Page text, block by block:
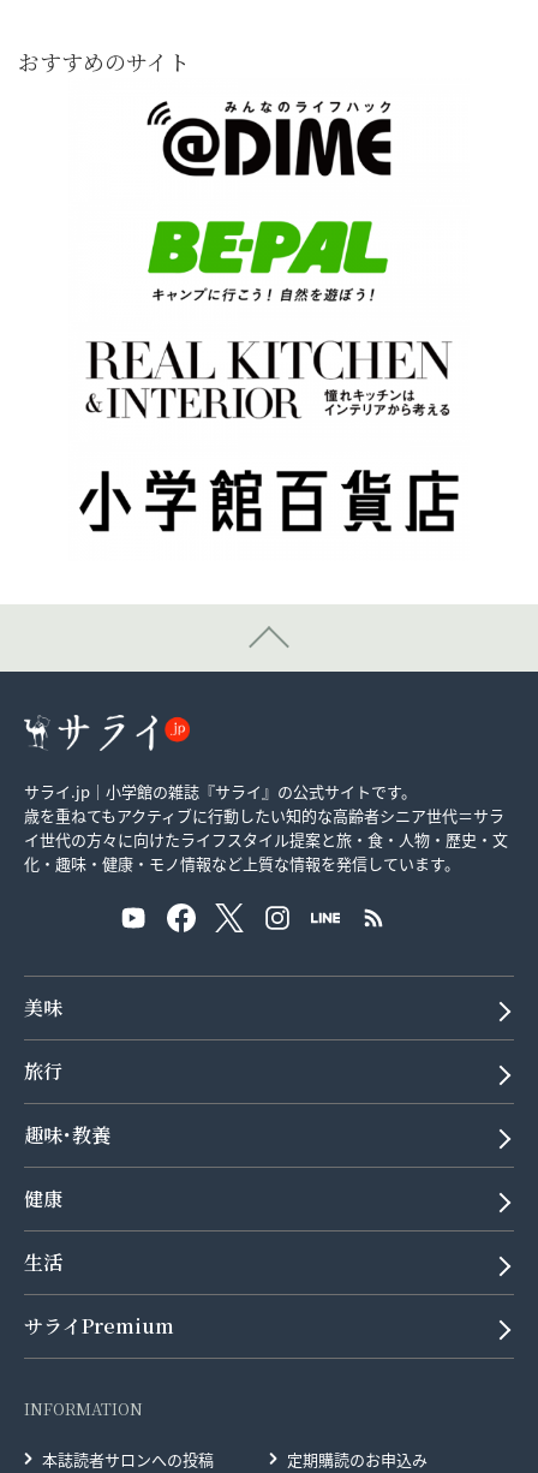
おすすめのサイト
サライ.jp｜小学館の雑誌『サライ』の公式サイトです。
歳を重ねてもアクティブに行動したい知的な高齢者シニア世代＝サラ
イ世代の方々に向けたライフスタイル提案と旅・食・人物・歴史・文
化・趣味・健康・モノ情報など上質な情報を発信しています。
美味
旅行
趣味･教養
健康
生活
サライPremium
INFORMATION
本誌読者サロンへの投稿 定期購読のお申込み